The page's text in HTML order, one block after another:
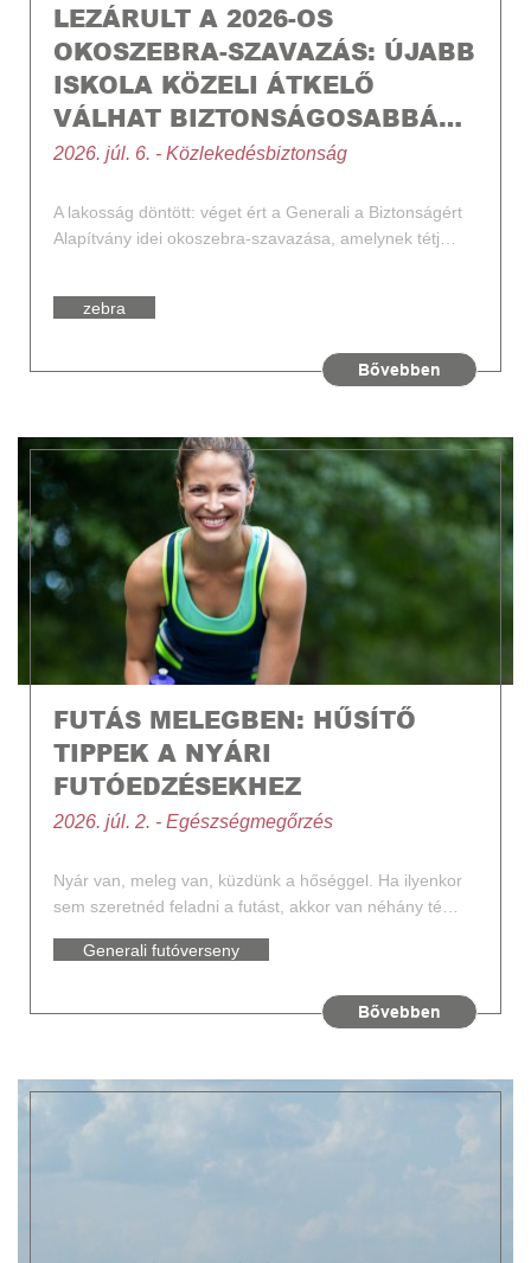
LEZÁRULT A 2026-OS
OKOSZEBRA-SZAVAZÁS: ÚJABB
ISKOLA KÖZELI ÁTKELŐ
VÁLHAT BIZTONSÁGOSABBÁ…
2026. júl. 6. - Közlekedésbiztonság
A lakosság döntött: véget ért a Generali a Biztonságért
Alapítvány idei okoszebra-szavazása, amelynek tétj…
zebra
Bővebben
FUTÁS MELEGBEN: HŰSÍTŐ
TIPPEK A NYÁRI
FUTÓEDZÉSEKHEZ
2026. júl. 2. - Egészségmegőrzés
Nyár van, meleg van, küzdünk a hőséggel. Ha ilyenkor
sem szeretnéd feladni a futást, akkor van néhány té…
Generali futóverseny
Bővebben